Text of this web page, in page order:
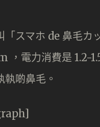
「スマホ de 鼻毛
，電力消費是 1.2-
啲鼻毛。